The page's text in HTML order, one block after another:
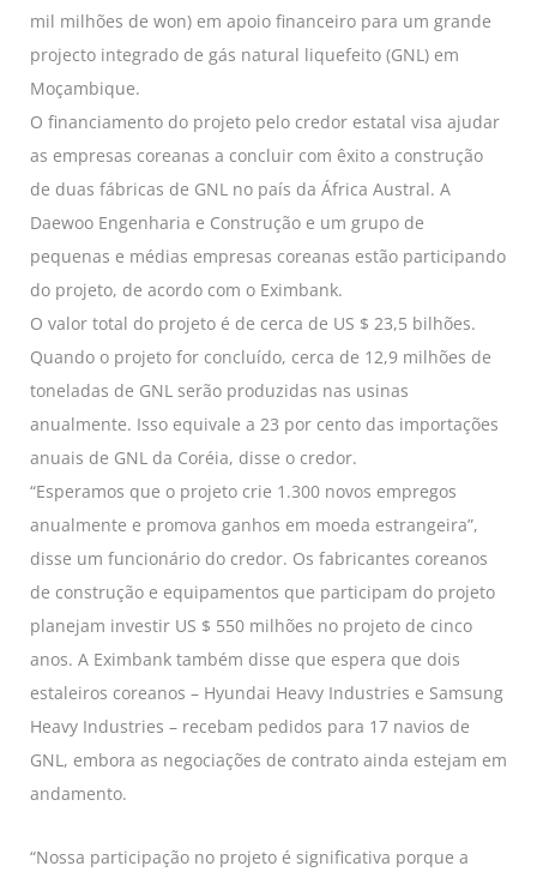
mil milhões de won) em apoio financeiro para um grande
projecto integrado de gás natural liquefeito (GNL) em
Moçambique.
O financiamento do projeto pelo credor estatal visa ajudar
as empresas coreanas a concluir com êxito a construção
de duas fábricas de GNL no país da África Austral. A
Daewoo Engenharia e Construção e um grupo de
pequenas e médias empresas coreanas estão participando
do projeto, de acordo com o Eximbank.
O valor total do projeto é de cerca de US $ 23,5 bilhões.
Quando o projeto for concluído, cerca de 12,9 milhões de
toneladas de GNL serão produzidas nas usinas
anualmente. Isso equivale a 23 por cento das importações
anuais de GNL da Coréia, disse o credor.
“Esperamos que o projeto crie 1.300 novos empregos
anualmente e promova ganhos em moeda estrangeira”,
disse um funcionário do credor. Os fabricantes coreanos
de construção e equipamentos que participam do projeto
planejam investir US $ 550 milhões no projeto de cinco
anos. A Eximbank também disse que espera que dois
estaleiros coreanos – Hyundai Heavy Industries e Samsung
Heavy Industries – recebam pedidos para 17 navios de
GNL, embora as negociações de contrato ainda estejam em
andamento.
“Nossa participação no projeto é significativa porque a